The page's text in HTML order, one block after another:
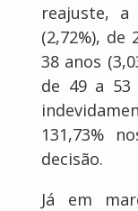
reajuste,
(2,72%), de
38 anos
de 49 a 53
131,73%
decisão.
Já em